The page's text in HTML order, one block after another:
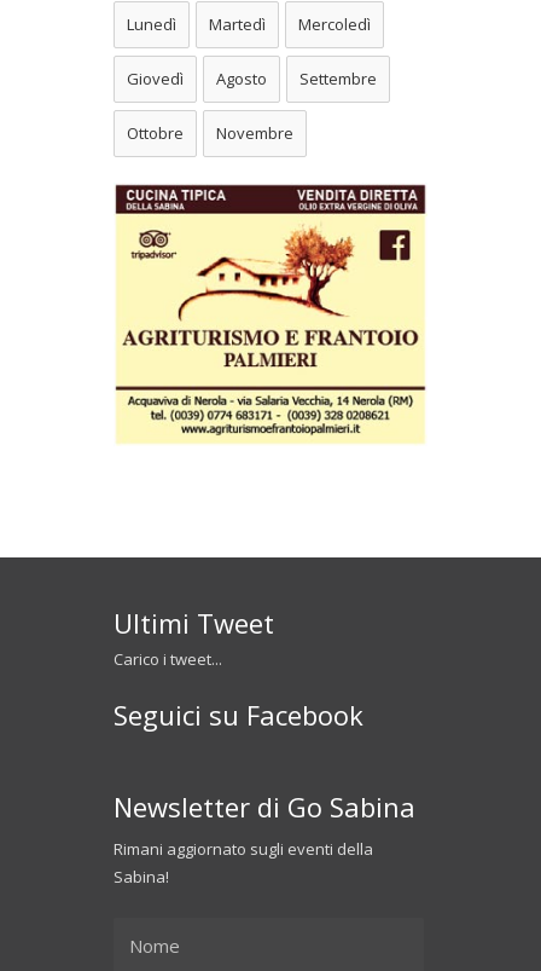
Lunedì Martedì Mercoledì
Giovedì Agosto Settembre
Ottobre Novembre
Ultimi Tweet
Carico i tweet...
Seguici su Facebook
Newsletter di Go Sabina
Rimani aggiornato sugli eventi della
Sabina!